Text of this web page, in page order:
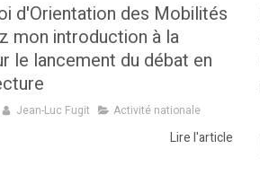
d'Orientation des Mobilités
mon introduction à la
le lancement du débat en
Jean-Luc Fugit Activité nationale
Lire l'article